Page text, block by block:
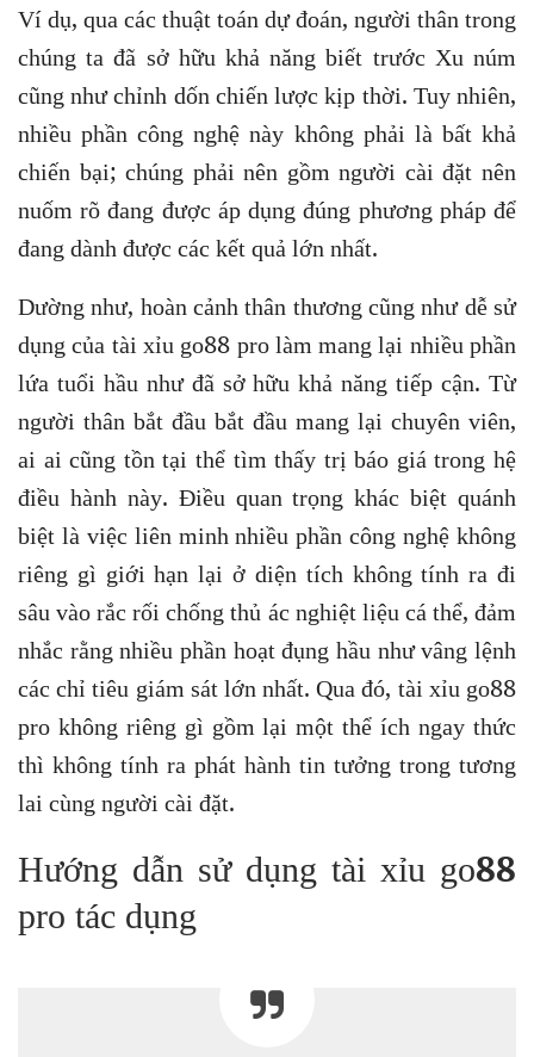
Ví dụ, qua các thuật toán dự đoán, người thân trong
chúng ta đã sở hữu khả năng biết trước Xu núm
cũng như chỉnh dốn chiến lược kịp thời. Tuy nhiên,
nhiều phần công nghệ này không phải là bất khả
chiến bại; chúng phải nên gồm người cài đặt nên
nuốm rõ đang được áp dụng đúng phương pháp để
đang dành được các kết quả lớn nhất.
Dường như, hoàn cảnh thân thương cũng như dễ sử
dụng của tài xỉu go88 pro làm mang lại nhiều phần
lứa tuổi hầu như đã sở hữu khả năng tiếp cận. Từ
người thân bắt đầu bắt đầu mang lại chuyên viên,
ai ai cũng tồn tại thể tìm thấy trị báo giá trong hệ
điều hành này. Điều quan trọng khác biệt quánh
biệt là việc liên minh nhiều phần công nghệ không
riêng gì giới hạn lại ở diện tích không tính ra đi
sâu vào rắc rối chống thủ ác nghiệt liệu cá thể, đảm
nhắc rằng nhiều phần hoạt đụng hầu như vâng lệnh
các chỉ tiêu giám sát lớn nhất. Qua đó, tài xỉu go88
pro không riêng gì gồm lại một thể ích ngay thức
thì không tính ra phát hành tin tưởng trong tương
lai cùng người cài đặt.
Hướng dẫn sử dụng tài xỉu go88
pro tác dụng